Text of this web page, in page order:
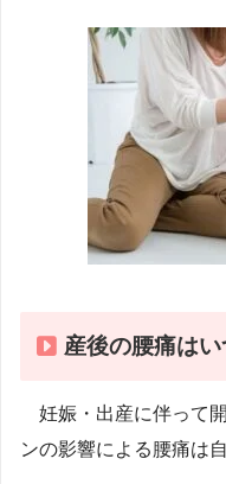
産後の腰痛は
妊娠・出産に伴って
ンの影響による腰痛は